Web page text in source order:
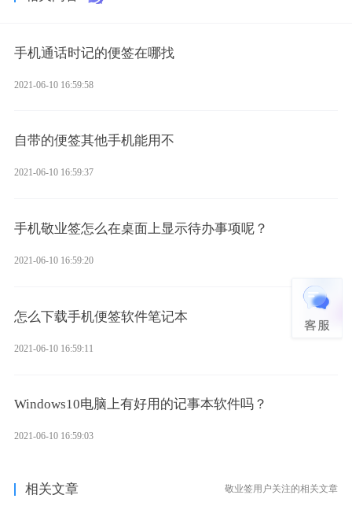
手机通话时记的便签在哪找
2021-06-10 16:59:58
自带的便签其他手机能用不
2021-06-10 16:59:37
手机敬业签怎么在桌面上显示待办事项呢？
2021-06-10 16:59:20
怎么下载手机便签软件笔记本
2021-06-10 16:59:11
Windows10电脑上有好用的记事本软件吗？
2021-06-10 16:59:03
相关文章 敬业签用户关注的相关文章